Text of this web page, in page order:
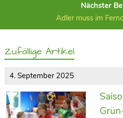
Nächster
Adler muss im
Zufällige Artikel
4. September 2025